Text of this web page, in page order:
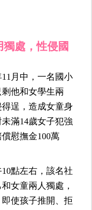
處，性侵國
月中，一名國小
他和女學生兩
逞，造成女童身
滿14歲女子犯強
慰撫金100萬
點左右，該名社
女童兩人獨處，
使孩子推開、拒